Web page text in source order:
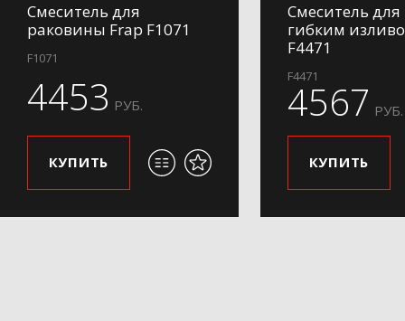
Смеситель для
раковины Frap F1071
F1071
4453 РУБ.
КУПИТЬ
Смеситель для
гибким
F4471
F4471
4567 РУБ.
КУПИТЬ